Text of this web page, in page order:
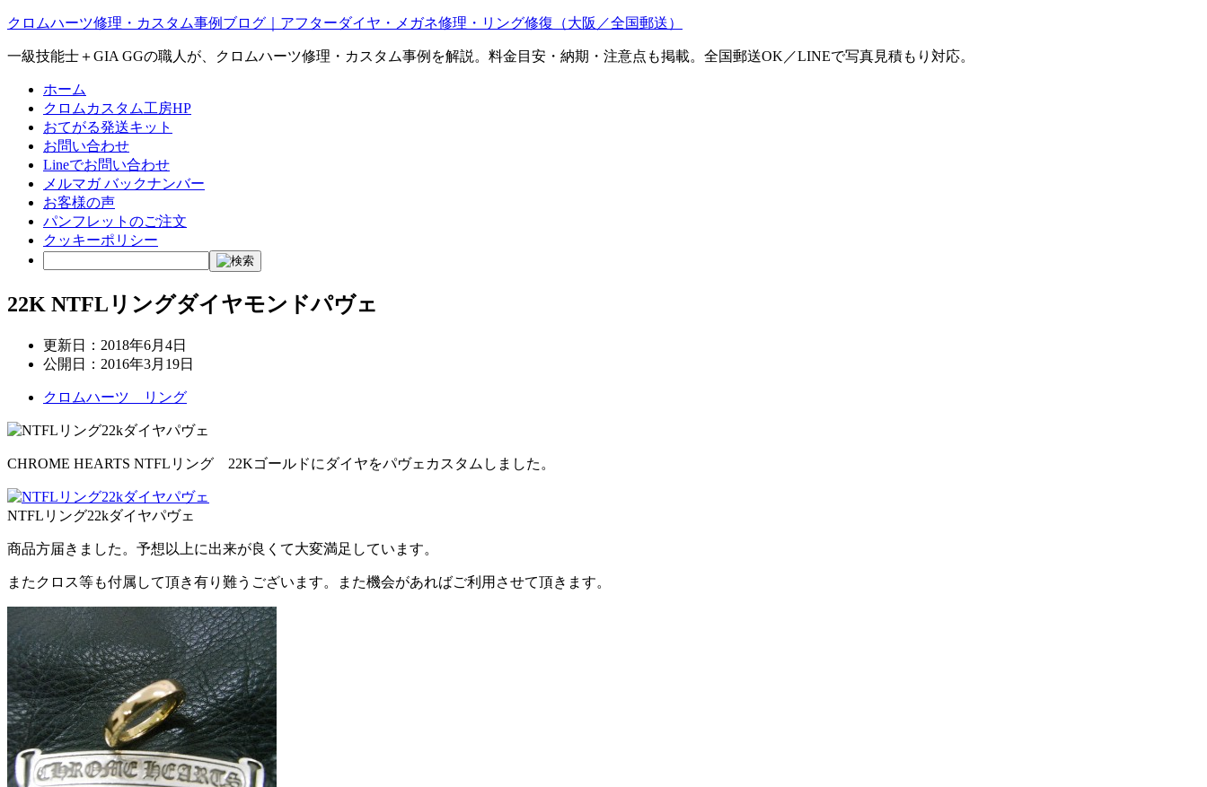
クロムハーツ修理・カスタム事例ブログ｜アフターダイヤ・メガネ修理・リング修復（大阪／全国郵送）
一級技能士＋GIA GGの職人が、クロムハーツ修理・カスタム事例を解説。料金目安・納期・注意点も掲載。全国郵送OK／LINEで写真見積もり対応。
ホーム
クロムカスタム工房HP
おてがる発送キット
お問い合わせ
Lineでお問い合わせ
メルマガ バックナンバー
お客様の声
パンフレットのご注文
クッキーポリシー
22K NTFLリングダイヤモンドパヴェ
更新日： 2018年6月4日
公開日： 2016年3月19日
クロムハーツ リング
CHROME HEARTS NTFLリング 22Kゴールドにダイヤをパヴェカスタムしました。
NTFLリング22kダイヤパヴェ
商品方届きました。予想以上に出来が良くて大変満足しています。
またクロス等も付属して頂き有り難うございます。また機会があればご利用させて頂きます。